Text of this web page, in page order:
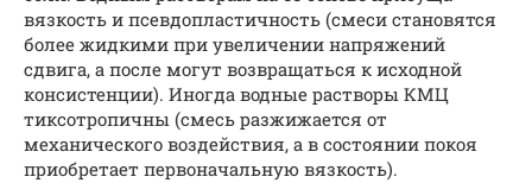
вязкость и псевдопластичность (смеси становятся
более жидкими при увеличении напряжений
сдвига, а после могут возвращаться к исходной
консистенции). Иногда водные растворы КМЦ
тиксотропичны (смесь разжижается от
механического воздействия, а в состоянии покоя
приобретает первоначальную вязкость).